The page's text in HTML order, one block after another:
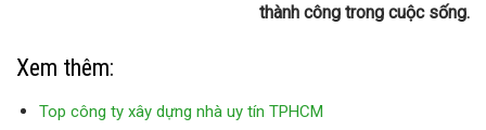
thành công trong cuộc sống.
Xem thêm:
Top công ty xây dựng nhà uy tín TPHCM